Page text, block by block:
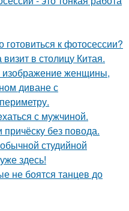
к фотосессии?
в столицу Китая.
изображение женщины,
диване с
с мужчиной.
без повода.
студийной
здесь!
не боятся танцев до